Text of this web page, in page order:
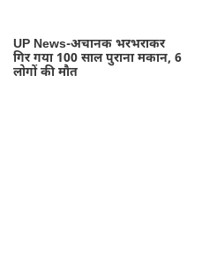
UP News-अचानक भरभराकर
गिर गया 100 साल पुराना मकान, 6
लोगों की मौत